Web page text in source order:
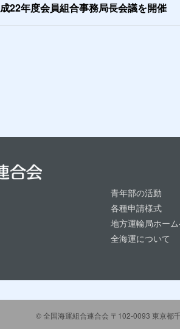
22年度会員組合事務局長会議を開催
青年部の活動
各種申請様式
地方運輸局ホー
全海運について
©全国海運組合連合会 〒102-0093 東京都